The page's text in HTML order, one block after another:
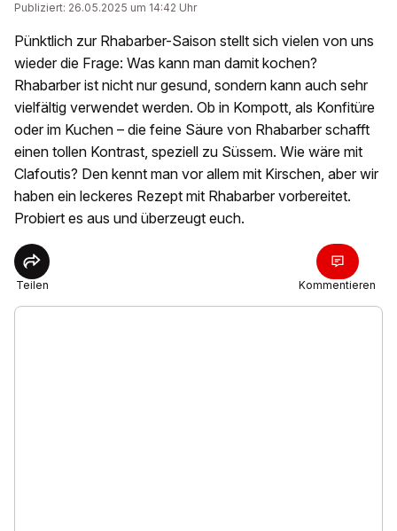
Publiziert: 26.05.2025 um 14:42 Uhr
Pünktlich zur Rhabarber-Saison stellt sich vielen von uns
wieder die Frage: Was kann man damit kochen?
Rhabarber ist nicht nur gesund, sondern kann auch sehr
vielfältig verwendet werden. Ob in Kompott, als Konfitüre
oder im Kuchen – die feine Säure von Rhabarber schafft
einen tollen Kontrast, speziell zu Süssem. Wie wäre mit
Clafoutis? Den kennt man vor allem mit Kirschen, aber wir
haben ein leckeres Rezept mit Rhabarber vorbereitet.
Probiert es aus und überzeugt euch.
Teilen Kommentieren